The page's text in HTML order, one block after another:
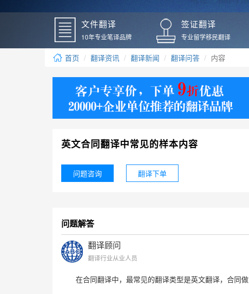
德语翻译
毕业证翻译
户口本翻译
学位证翻译
身份证翻译
疫苗本翻译
新冠疫苗
核酸检测报
核酸检测
译
文件翻译
10年专业笔译品牌
签证翻译
专业留学移民翻译
首页 翻译资讯 翻译新闻 翻译问答 内容
英文合同翻译中常见的样本内容
问题咨询 翻译下单
问题解答
翻译顾问
翻译行业从业人员
在合同翻译中，最常见的翻译类型是英文翻译，合同